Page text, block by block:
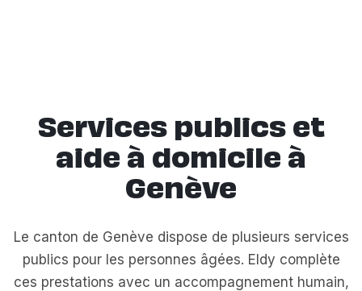
Services publics et
aide à domicile à
Genève
Le canton de Genève dispose de plusieurs services
publics pour les personnes âgées. Eldy complète
ces prestations avec un accompagnement humain,